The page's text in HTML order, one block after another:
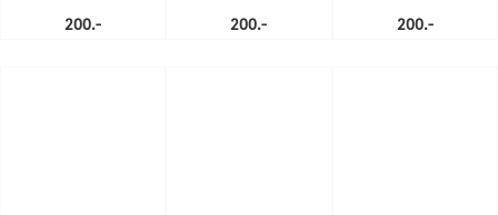
200.- 200.- 200.-